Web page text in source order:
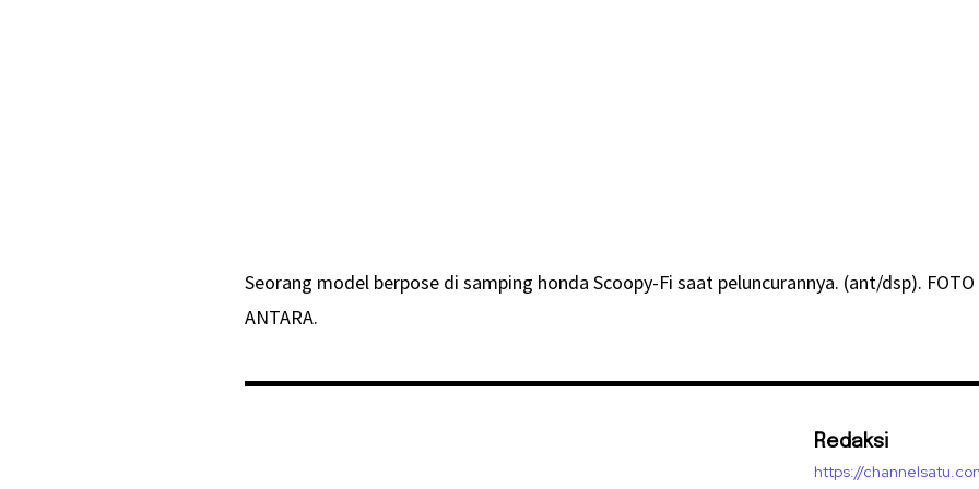
Seorang model berpose di samping honda Scoopy-Fi saat peluncurannya. (ant/dsp). FOTO
ANTARA.
Redaksi
https://